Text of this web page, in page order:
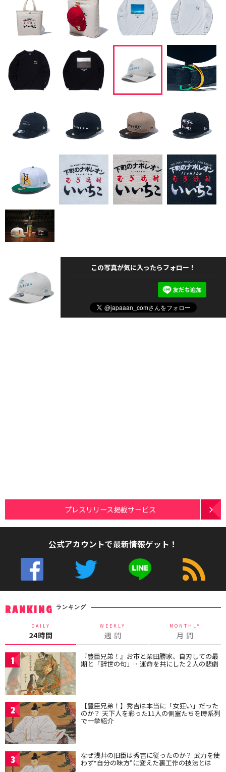
この写真が気に入ったらフォロー！
プレスリリース掲載サービス
公式アカウントで最新情報ゲット！
RANKING ランキング
DAILY
24時間
WEEKLY
週 間
MONTHLY
月 間
1 『豊臣兄弟！』お市と柴田勝家、自刃しての最
期と「辞世の句」…運命を共にした２人の悲劇
2 【豊臣兄弟！】秀吉は本当に「女狂い」だった
のか？ 天下人を彩った11人の側室たちを時系列
で一挙紹介
3 なぜ浅井の旧臣は秀吉に従ったのか？ 武力を使
わず“自分の味方”に変えた裏工作の技法とは